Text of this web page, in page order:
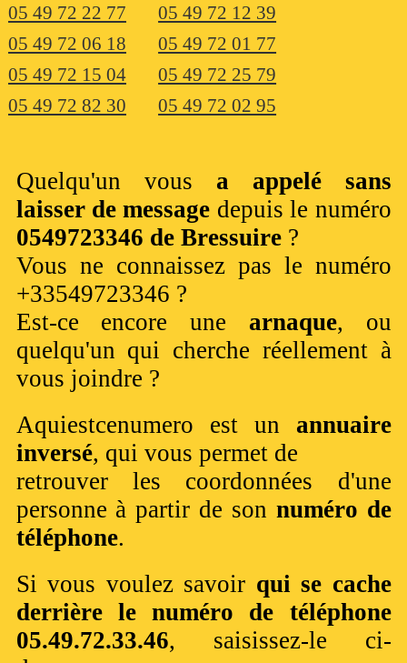
05 49 72 22 77
05 49 72 12 39
05 49 72 06 18
05 49 72 01 77
05 49 72 15 04
05 49 72 25 79
05 49 72 82 30
05 49 72 02 95
Quelqu'un vous a appelé sans
laisser de message depuis le numéro
0549723346 de Bressuire?
Vous ne connaissez pas le numéro
+33549723346 ?
Est-ce encore une arnaque, ou
quelqu'un qui cherche réellement à
vous joindre ?
Aquiestcenumero est un annuaire
inversé, qui vous permet de
retrouver les coordonnées d'une
personne à partir de son numéro de
téléphone.
Si vous voulez savoir qui se cache
derrière le numéro de téléphone
05.49.72.33.46, saisissez-le ci-